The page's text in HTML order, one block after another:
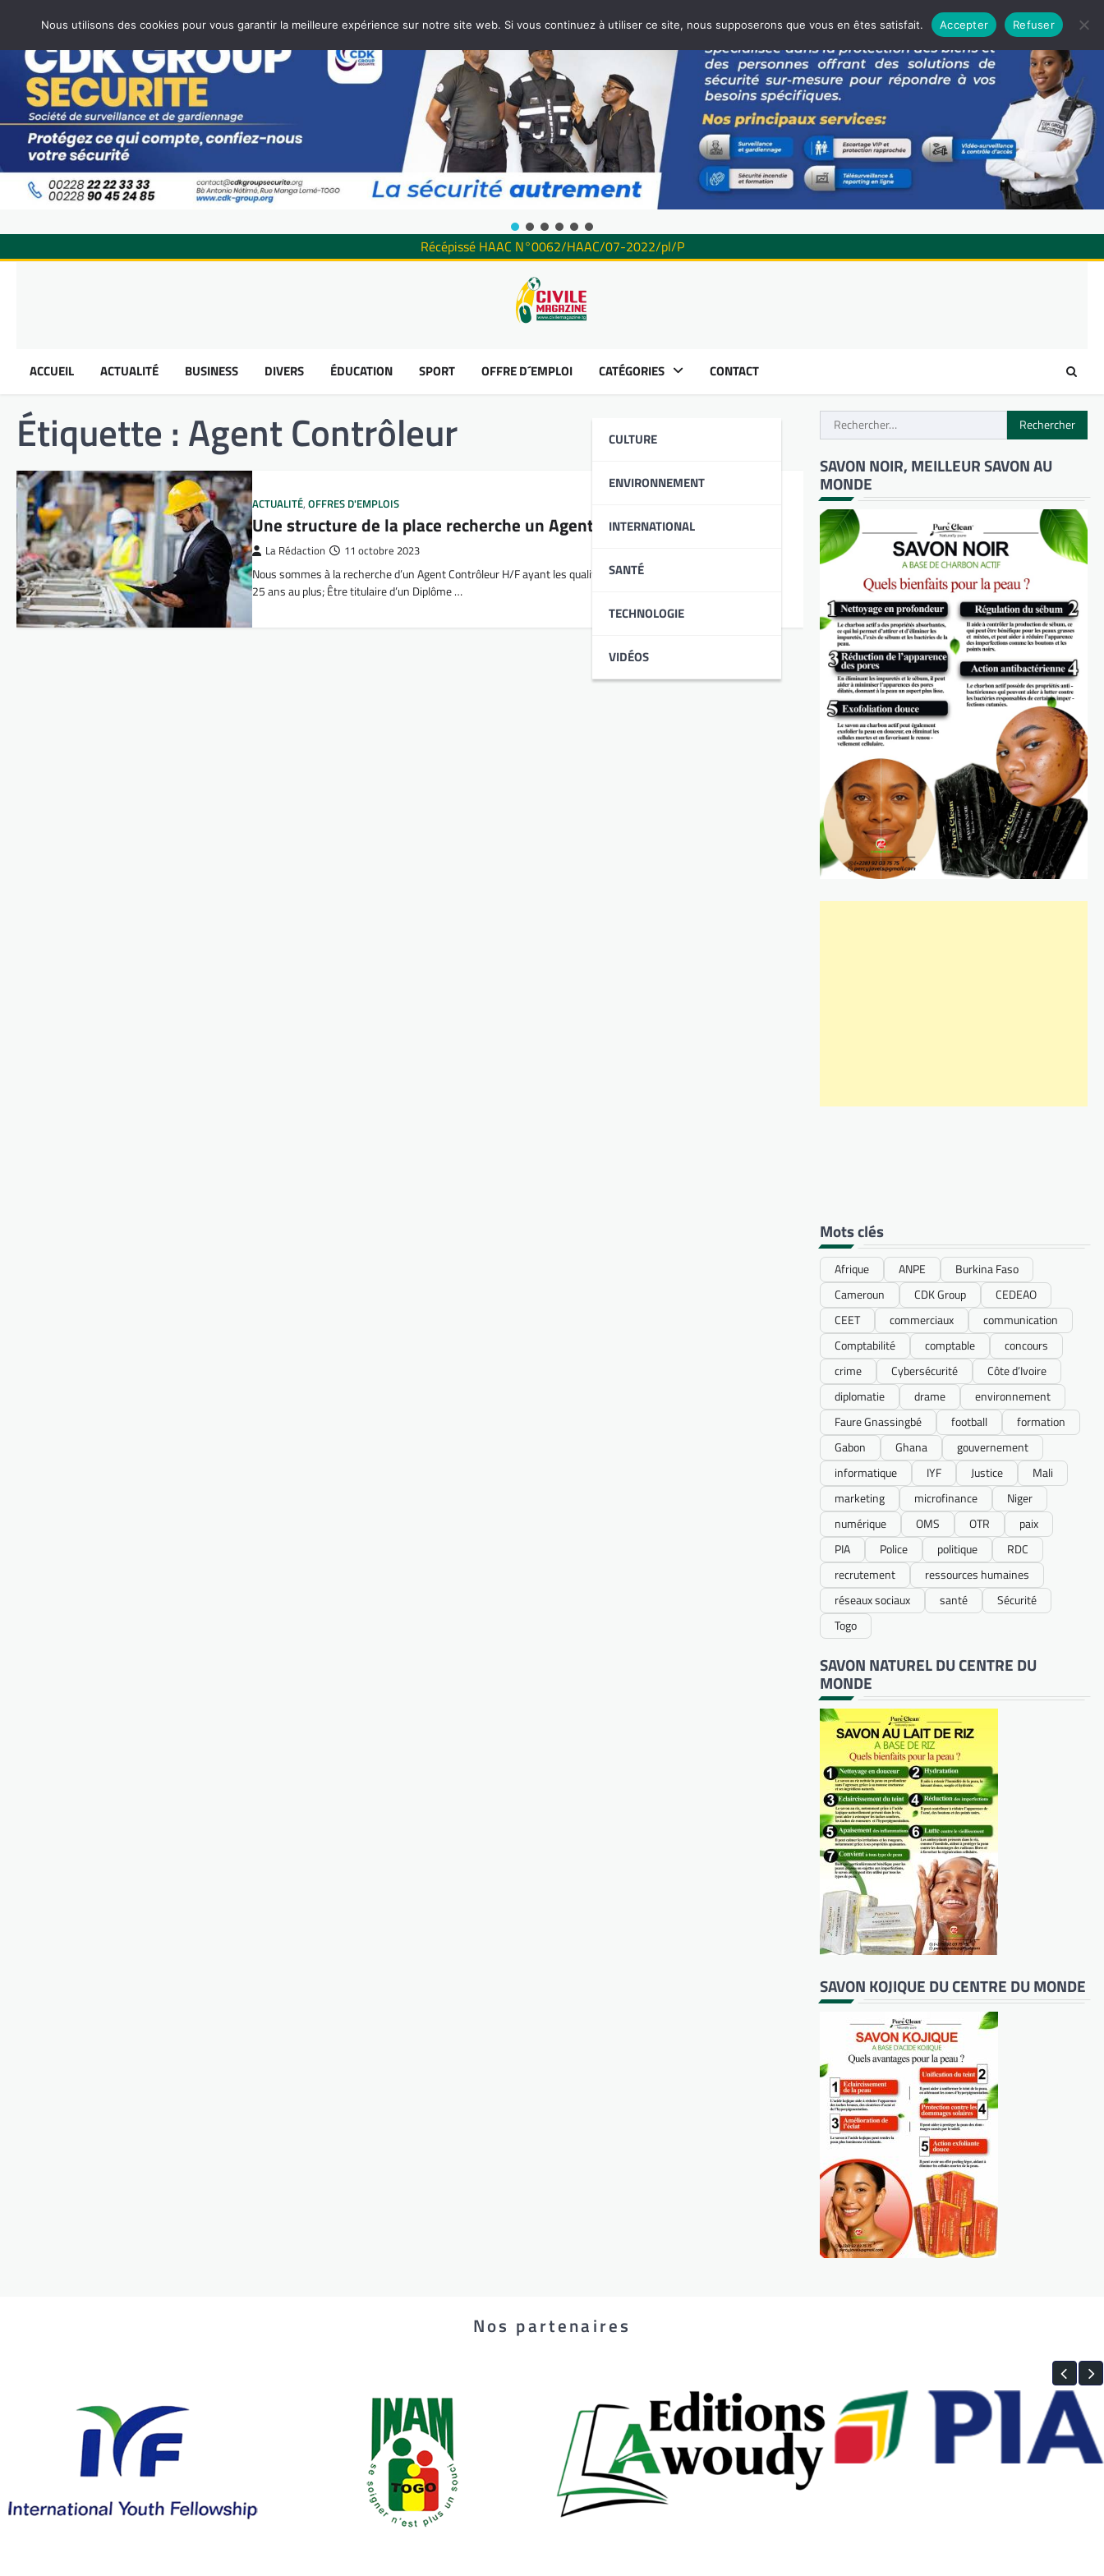
Récépissé HAAC N°0062/HAAC/07-2022/pl/P
ACCUEIL ACTUALITÉ BUSINESS DIVERS ÉDUCATION SPORT OFFRE D´EMPLOI CATÉGORIES
CULTURE
ENVIRONNEMENT
INTERNATIONAL
SANTÉ
TECHNOLOGIE
VIDÉOS
CONTACT
Étiquette : Agent Contrôleur
ACTUALITÉ,OFFRES D'EMPLOIS
Une structure de la place recherche un Agent Contrôleur
La Rédaction 11 octobre 2023
Nous sommes à la recherche d’un Agent Contrôleur H/F ayant les qualifications suivantes : Être âgé(e) de
25 ans au plus; Être titulaire d’un Diplôme …
Rechercher :
SAVON NOIR, MEILLEUR SAVON AU
MONDE
Mots clés
Afrique ANPE
Burkina Faso
Cameroun
CDK Group
CEDEAO
CEET
commerciaux
communication
Comptabilité
comptable
concours
crime
Cybersécurité
Côte d’Ivoire
diplomatie
drame
environnement
Faure Gnassingbé
football
formation
Gabon
Ghana
gouvernement
informatique
IYF Justice
Mali
marketing
microfinance
Niger
numérique
OMS OTR
paix
PIA
Police politique
RDC
recrutement
ressources humaines
réseaux sociaux
santé
Sécurité
Togo
SAVON NATUREL DU CENTRE DU
MONDE
SAVON KOJIQUE DU CENTRE DU MONDE
Nos partenaires
Nous utilisons des cookies pour vous garantir la meilleure expérience sur notre site web. Si vous continuez à utiliser ce site, nous supposerons que vous en êtes satisfait. Accepter Refuser